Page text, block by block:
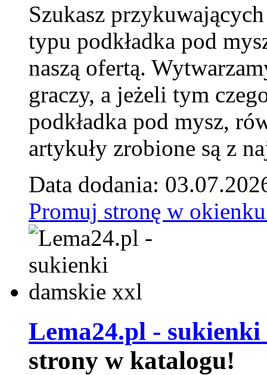
Szukasz
typu podkładka pod
naszą ofertą.
graczy, a jeżeli tym
podkładka pod mysz,
artykuły zrobione są z
Data dodania:
Promuj stronę w
Lema24.pl -
strony w katalogu!